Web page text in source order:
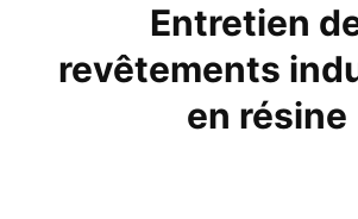
Entretien
revêtements
en résine